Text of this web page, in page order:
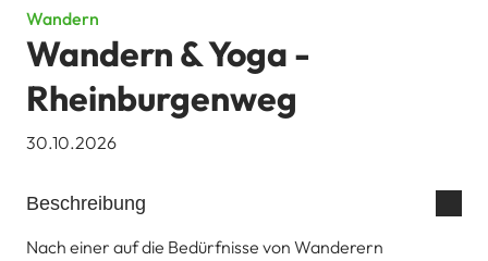
Wandern
Wandern & Yoga -
Rheinburgenweg
30.10.2026
Beschreibung
Nach einer auf die Bedürfnisse von Wanderern